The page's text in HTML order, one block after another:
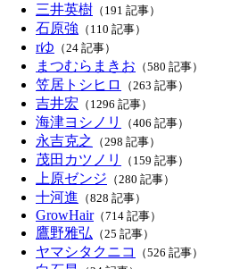
三井英樹 （191 記事）
石原強 （110 記事）
rゆ （24 記事）
まつむらまきお （580 記事）
笠居トシヒロ （263 記事）
吉井宏 （1296 記事）
海津ヨシノリ （406 記事）
永吉克之 （298 記事）
茂田カツノリ （159 記事）
上原ゼンジ （280 記事）
十河進 （828 記事）
GrowHair（714 記事）
鷹野雅弘 （25 記事）
ヤマシタクニコ （526 記事）